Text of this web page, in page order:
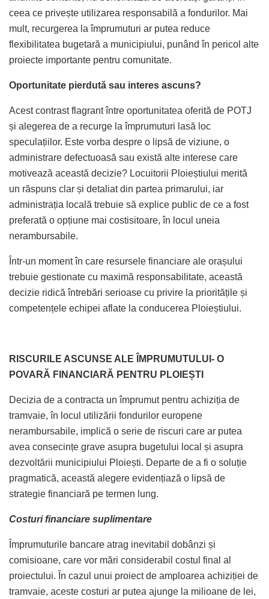
ceea ce privește utilizarea responsabilă a fondurilor. Mai
mult, recurgerea la împrumuturi ar putea reduce
flexibilitatea bugetară a municipiului, punând în pericol alte
proiecte importante pentru comunitate.
Oportunitate pierdută sau interes ascuns?
Acest contrast flagrant între oportunitatea oferită de POTJ
și alegerea de a recurge la împrumuturi lasă loc
speculațiilor. Este vorba despre o lipsă de viziune, o
administrare defectuoasă sau există alte interese care
motivează această decizie? Locuitorii Ploieștiului merită
un răspuns clar și detaliat din partea primarului, iar
administrația locală trebuie să explice public de ce a fost
preferată o opțiune mai costisitoare, în locul uneia
nerambursabile.
Într-un moment în care resursele financiare ale orașului
trebuie gestionate cu maximă responsabilitate, această
decizie ridică întrebări serioase cu privire la prioritățile și
competențele echipei aflate la conducerea Ploieștiului.
RISCURILE ASCUNSE ALE ÎMPRUMUTULUI- O
POVARĂ FINANCIARĂ PENTRU PLOIEȘTI
Decizia de a contracta un împrumut pentru achiziția de
tramvaie, în locul utilizării fondurilor europene
nerambursabile, implică o serie de riscuri care ar putea
avea consecințe grave asupra bugetului local și asupra
dezvoltării municipiului Ploiești. Departe de a fi o soluție
pragmatică, această alegere evidențiază o lipsă de
strategie financiară pe termen lung.
Costuri financiare suplimentare
Împrumuturile bancare atrag inevitabil dobânzi și
comisioane, care vor mări considerabil costul final al
proiectului. În cazul unui proiect de amploarea achiziției de
tramvaie, aceste costuri ar putea ajunge la milioane de lei,